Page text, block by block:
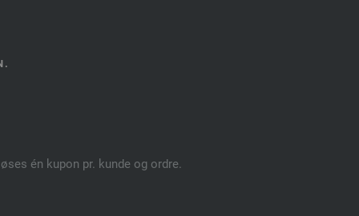
én kupon pr. kunde og ordre.